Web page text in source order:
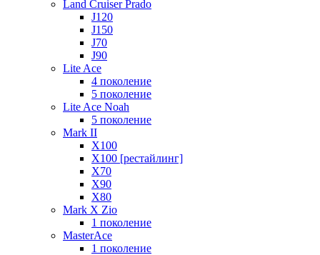
Land Cruiser Prado
J120
J150
J70
J90
Lite Ace
4 поколение
5 поколение
Lite Ace Noah
5 поколение
Mark II
X100
X100 [рестайлинг]
X70
X90
Х80
Mark X Zio
1 поколение
MasterAce
1 поколение